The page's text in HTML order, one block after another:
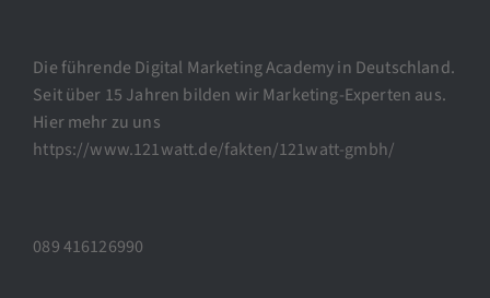
Die führende Digital Marketing Academy in Deutschland.
Seit über 15 Jahren bilden wir Marketing-Experten aus.
Hier mehr zu uns
https://www.121watt.de/fakten/121watt-gmbh/
089 416126990